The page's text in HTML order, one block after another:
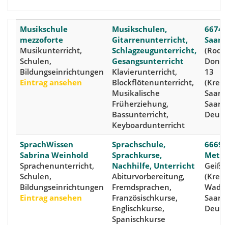
Musikschule
mezzoforte
Musikunterricht,
Schulen,
Bildungseinrichtungen
Eintrag ansehen
Musikschulen,
Gitarrenunterricht,
Schlagzeugunterricht,
Gesangsunterricht
Klavierunterricht,
Blockflötenunterricht,
Musikalische
Früherziehung,
Bassunterricht,
Keyboardunterricht
66740
13
(Kreis:
SprachWissen
Sabrina Weinhold
Sprachenunterricht,
Schulen,
Bildungseinrichtungen
Eintrag ansehen
Sprachschule,
Sprachkurse,
Nachhilfe, Unterricht
Abiturvorbereitung,
Fremdsprachen,
Französischkurse,
Englischkurse,
Spanischkurse
66693